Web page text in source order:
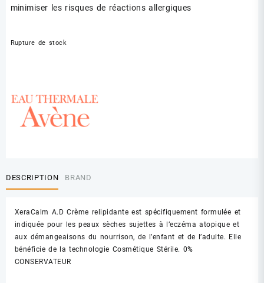
minimiser les risques de réactions allergiques
Rupture de stock
DESCRIPTION BRAND
XeraCalm A.D Crème relipidante est spécifiquement formulée et
indiquée pour les peaux sèches sujettes à l’eczéma atopique et
aux démangeaisons du nourrison, de l’enfant et de l’adulte. Elle
bénéficie de la technologie Cosmétique Stérile. 0%
CONSERVATEUR